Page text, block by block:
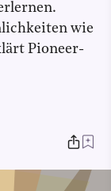
wie
Pioneer-